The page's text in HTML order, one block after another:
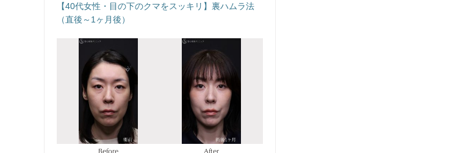
【40代女性・目の下のクマをスッキリ】裏ハムラ法
（直後～1ヶ月後）
Before After